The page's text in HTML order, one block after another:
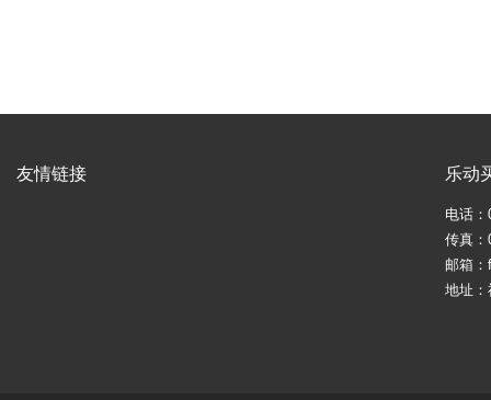
友情链接 乐动
电话：
传真：
邮箱
地址